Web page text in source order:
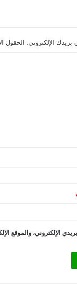
الإلكتروني. الحقول
الإلكتروني، والموقع